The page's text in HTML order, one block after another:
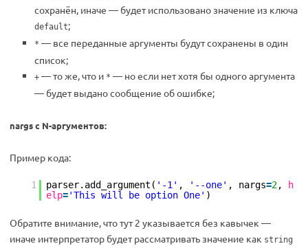
сохранён, иначе — будет использовано значение из ключа
default;
* — все переданные аргументы будут сохранены в один
список;
+ — то же, что и * — но если нет хотя бы одного аргумента
— будет выдано сообщение об ошибке;
nargs с N-аргументов:
Пример кода:
1 parser.add_argument( '-1' , '--one' , nargs=2,
h
elp='This will be option One' )
Обратите внимание, что тут 2 указывается без кавычек —
иначе интерпретатор будет рассматривать значение как string